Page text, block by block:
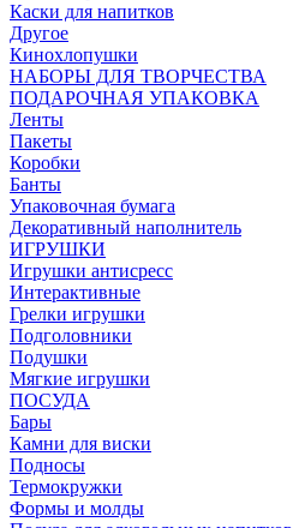
Каски для напитков
Другое
Кинохлопушки
НАБОРЫ ДЛЯ ТВОРЧЕСТВА
ПОДАРОЧНАЯ УПАКОВКА
Ленты
Пакеты
Коробки
Банты
Упаковочная бумага
Декоративный наполнитель
ИГРУШКИ
Игрушки антисресс
Интерактивные
Грелки игрушки
Подголовники
Подушки
Мягкие игрушки
ПОСУДА
Бары
Камни для виски
Подносы
Термокружки
Формы и молды